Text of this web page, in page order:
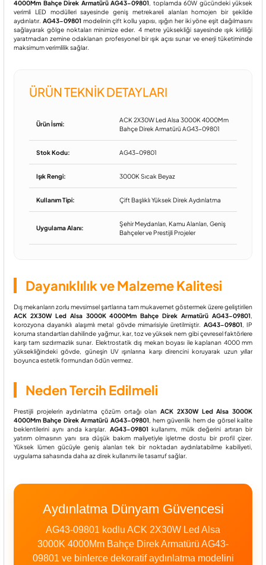
4000Mm Bahçe Direk Armatürü AG43-09801, toplamda 60W gücündeki yüksek
verimli LED modülleri sayesinde geniş metrekareli alanları homojen bir şekilde
aydınlatır. AG43-09801modelinin çift kollu yapısı, ışığın her iki yöne eşit dağılmasını
sağlayarak gölge noktaları minimize eder. 4 metre yüksekliği sayesinde ışık kirliliği
yaratmadan zemine odaklanan profesyonel bir ışık açısı sunar ve enerji tüketiminde
maksimum verimlilik sağlar.
ÜRÜN TEKNIK DETAYLARI
Ürün İsmi:
ACK 2X30W Led Alsa 3000K 4000Mm
Bahçe Direk Armatürü AG43-09801
Stok Kodu: AG43-09801
Işık Rengi: 3000K Sıcak Beyaz
Kullanım Tipi: Çift Başlıklı Yüksek Direk Aydınlatma
Uygulama Alanı:
Şehir Meydanları, Kamu Alanları, Geniş
Bahçeler ve Prestijli Projeler
Dayanıklılık ve Malzeme Kalitesi
Dış mekanların zorlu mevsimsel şartlarına tam mukavemet göstermek üzere geliştirilen
ACK 2X30W Led Alsa 3000K 4000Mm Bahçe Direk Armatürü AG43-09801,
korozyona dayanıklı alaşımlı metal gövde mimarisiyle üretilmiştir. AG43-09801, IP
koruma standartları dahilinde yağmur, kar, toz ve yüksek nem gibi çevresel faktörlere
karşı tam sızdırmazlık sunar. Elektrostatik dış mekan boyası ile kaplanan 4000 mm
yüksekliğindeki gövde, güneşin UV ışınlarına karşı direncini koruyarak uzun yıllar
boyunca estetik formundan ödün vermez.
Neden Tercih Edilmeli
Prestijli projelerin aydınlatma çözüm ortağı olanACK 2X30W Led Alsa 3000K
4000Mm Bahçe Direk Armatürü AG43-09801, hem güvenlik hem de görsel kalite
beklentilerini aynı anda karşılar. AG43-09801kullanımı, mülk değerini artıran bir
yatırım olmasının yanı sıra düşük bakım maliyetiyle işletme dostu bir profil çizer.
Yüksek lümen gücüyle geniş alanları tek bir noktadan aydınlatabilme kabiliyeti,
uygulama sahasında daha az direk kullanımı ile tasarruf sağlar.
Aydınlatma Dünyam Güvencesi
AG43-09801 kodlu ACK 2X30W Led Alsa
3000K 4000Mm Bahçe Direk Armatürü AG43-
09801 ve binlerce dekoratif aydınlatma modelini